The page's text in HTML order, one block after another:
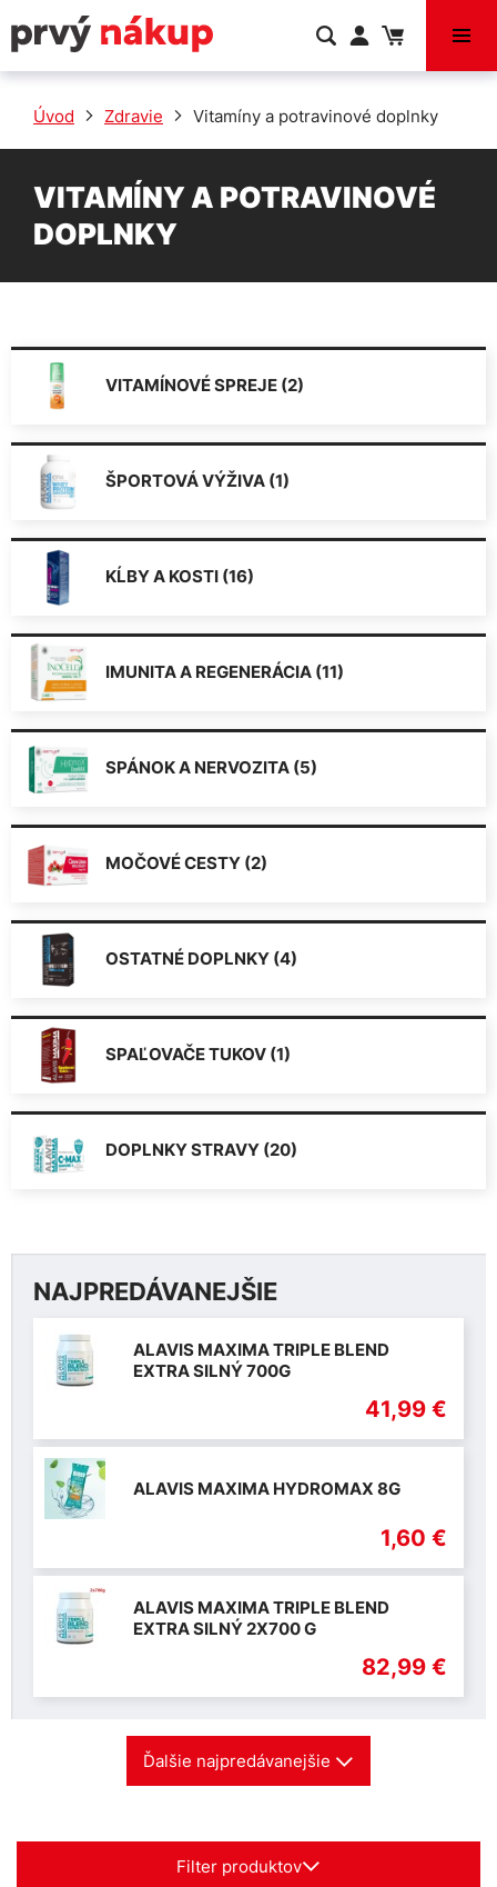
VÝPREDAJ
Úvod Zdravie Vitamíny a potravinové doplnky
VITAMÍNY A POTRAVINOVÉ
DOPLNKY
VITAMÍNOVÉ SPREJE (2)
ŠPORTOVÁ VÝŽIVA (1)
KĹBY A KOSTI (16)
IMUNITA A REGENERÁCIA (11)
SPÁNOK A NERVOZITA (5)
MOČOVÉ CESTY (2)
OSTATNÉ DOPLNKY (4)
SPAĽOVAČE TUKOV (1)
DOPLNKY STRAVY (20)
NAJPREDÁVANEJŠIE
ALAVIS MAXIMA TRIPLE BLEND
EXTRA SILNÝ 700G
41,99 €
ALAVIS MAXIMA HYDROMAX 8G
1,60 €
ALAVIS MAXIMA TRIPLE BLEND
EXTRA SILNÝ 2X700 G
82,99 €
Ďalšie najpredávanejšie
Filter produktov